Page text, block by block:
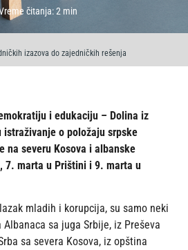
čitanja: 2 min
izazova do zajedničkih rešenja
i edukaciju – Dolina iz
istraživanje o položaju srpske
na severu Kosova i albanske
7. marta u Prištini i 9. marta u
mladih i korupcija, su samo neki
sa juga Srbije, iz Preševa
sa severa Kosova, iz opština